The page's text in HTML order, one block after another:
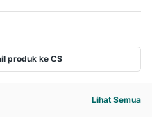
produk ke CS
Lihat Semua